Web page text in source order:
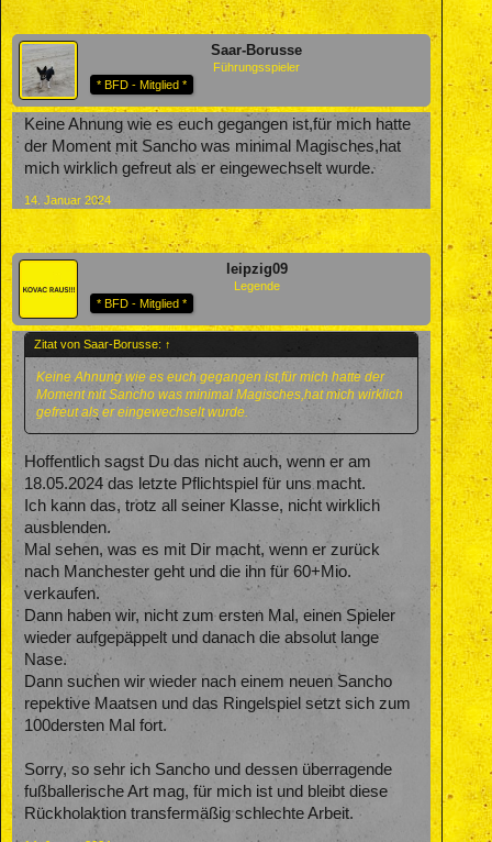
Saar-Borusse
Führungsspieler
* BFD - Mitglied *
Keine Ahnung wie es euch gegangen ist,für mich hatte
der Moment mit Sancho was minimal Magisches,hat
mich wirklich gefreut als er eingewechselt wurde.
14. Januar 2024
leipzig09
Legende
* BFD - Mitglied *
Zitat von Saar-Borusse: ↑
Keine Ahnung wie es euch gegangen ist,für mich hatte der
Moment mit Sancho was minimal Magisches,hat mich wirklich
gefreut als er eingewechselt wurde.
Hoffentlich sagst Du das nicht auch, wenn er am
18.05.2024 das letzte Pflichtspiel für uns macht.
Ich kann das, trotz all seiner Klasse, nicht wirklich
ausblenden.
Mal sehen, was es mit Dir macht, wenn er zurück
nach Manchester geht und die ihn für 60+Mio.
verkaufen.
Dann haben wir, nicht zum ersten Mal, einen Spieler
wieder aufgepäppelt und danach die absolut lange
Nase.
Dann suchen wir wieder nach einem neuen Sancho
repektive Maatsen und das Ringelspiel setzt sich zum
100dersten Mal fort.
Sorry, so sehr ich Sancho und dessen überragende
fußballerische Art mag, für mich ist und bleibt diese
Rückholaktion transfermäßig schlechte Arbeit.